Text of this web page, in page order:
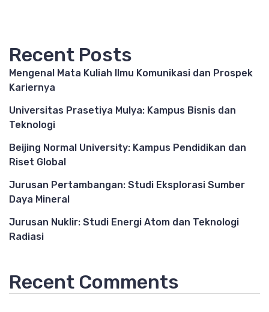
Recent Posts
Mengenal Mata Kuliah Ilmu Komunikasi dan Prospek
Kariernya
Universitas Prasetiya Mulya: Kampus Bisnis dan
Teknologi
Beijing Normal University: Kampus Pendidikan dan
Riset Global
Jurusan Pertambangan: Studi Eksplorasi Sumber
Daya Mineral
Jurusan Nuklir: Studi Energi Atom dan Teknologi
Radiasi
Recent Comments